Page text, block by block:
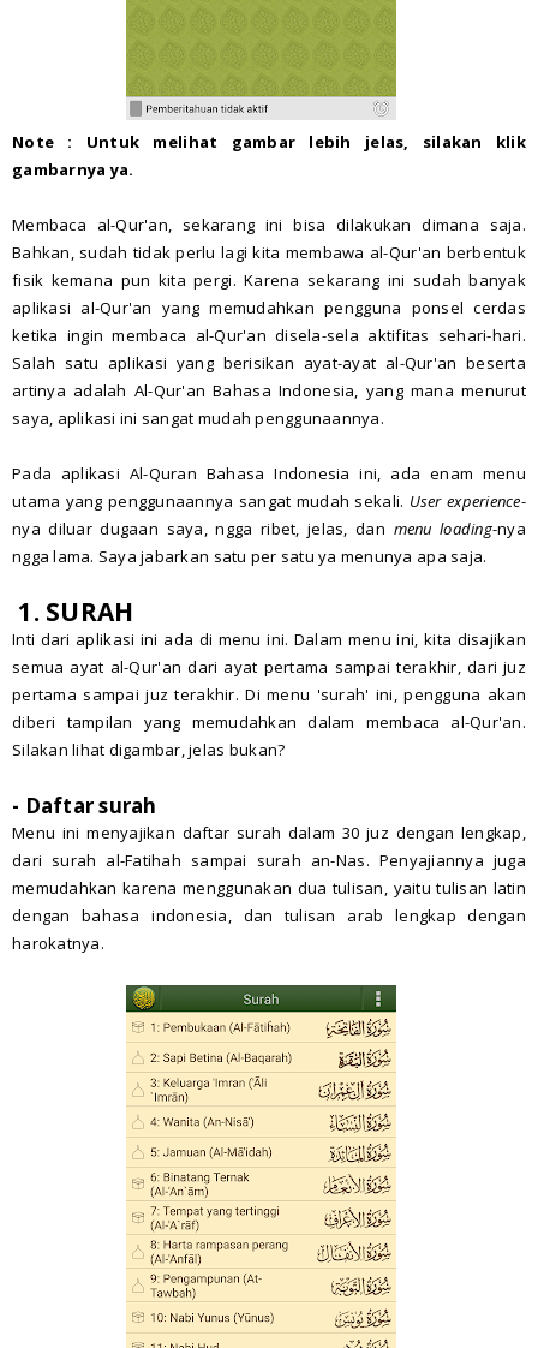
Note : Untuk melihat gambar lebih jelas, silakan klik
gambarnya ya.
Membaca al-Qur'an, sekarang ini bisa dilakukan dimana saja.
Bahkan, sudah tidak perlu lagi kita membawa al-Qur'an berbentuk
fisik kemana pun kita pergi. Karena sekarang ini sudah banyak
aplikasi al-Qur'an yang memudahkan pengguna ponsel cerdas
ketika ingin membaca al-Qur'an disela-sela aktifitas sehari-hari.
Salah satu aplikasi yang berisikan ayat-ayat al-Qur'an beserta
artinya adalah Al-Qur'an Bahasa Indonesia, yang mana menurut
saya, aplikasi ini sangat mudah penggunaannya.
Pada aplikasi Al-Quran Bahasa Indonesia ini, ada enam menu
utama yang penggunaannya sangat mudah sekali. User experience-
nya diluar dugaan saya, ngga ribet, jelas, dan menu loading-nya
ngga lama. Saya jabarkan satu per satu ya menunya apa saja.
1. SURAH
Inti dari aplikasi ini ada di menu ini. Dalam menu ini, kita disajikan
semua ayat al-Qur'an dari ayat pertama sampai terakhir, dari juz
pertama sampai juz terakhir. Di menu 'surah' ini, pengguna akan
diberi tampilan yang memudahkan dalam membaca al-Qur'an.
Silakan lihat digambar, jelas bukan?
- Daftar surah
Menu ini menyajikan daftar surah dalam 30 juz dengan lengkap,
dari surah al-Fatihah sampai surah an-Nas. Penyajiannya juga
memudahkan karena menggunakan dua tulisan, yaitu tulisan latin
dengan bahasa indonesia, dan tulisan arab lengkap dengan
harokatnya.